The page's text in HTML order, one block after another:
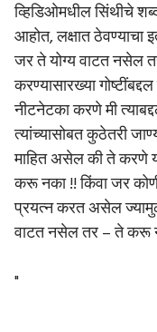
व्हिडिओमधील सिंथीचे
आहोत, लक्षात
जर ते योग्य वाटत नसेल
करण्यासारख्या
नीटनेटका करणे मी
त्यांच्यासोबत कुठेतरी
माहित असेल की ते करणे
करू नका !! किंवा जर
प्रयत्न करत असेल
वाटत नसेल तर – ते करू
"